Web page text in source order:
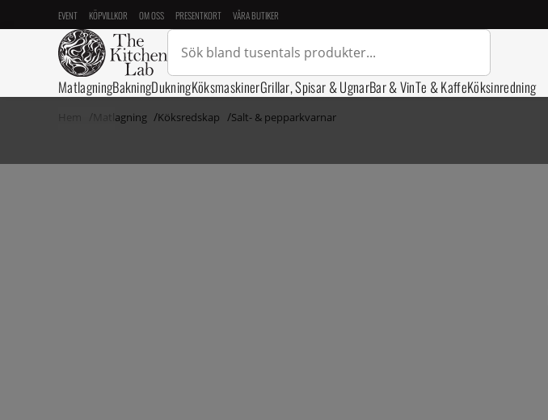
EVENT KÖPVILLKOR OM OSS PRESENTKORT VÅRA BUTIKER
MatlagningBakningDukningKöksmaskinerGrillar, Spisar & UgnarBar & VinTe & KaffeKöksinredning
Matlagning Köksredskap Salt- & pepparkvarnar